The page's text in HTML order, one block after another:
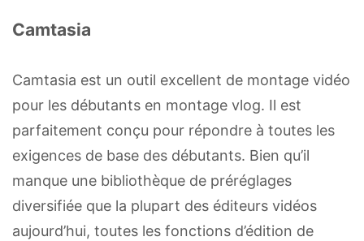
Camtasia
Camtasia est un outil excellent de montage vidéo
pour les débutants en montage vlog. Il est
parfaitement conçu pour répondre à toutes les
exigences de base des débutants. Bien qu’il
manque une bibliothèque de préréglages
diversifiée que la plupart des éditeurs vidéos
aujourd’hui, toutes les fonctions d’édition de